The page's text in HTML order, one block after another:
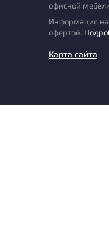
офисной
Информация на
офертой.
Карта сайта